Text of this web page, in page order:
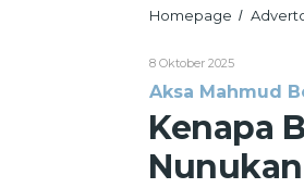
Homepage /
8 Oktober 2025Oleh
Aksa Mahmud
Kenapa